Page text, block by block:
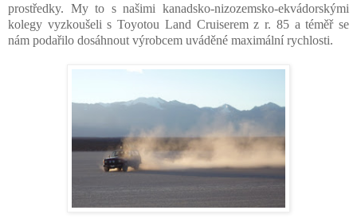
prostředky. My to s našimi kanadsko-nizozemsko-ekvádorskými
kolegy vyzkoušeli s Toyotou Land Cruiserem z r. 85 a téměř se
nám podařilo dosáhnout výrobcem uváděné maximální rychlosti.